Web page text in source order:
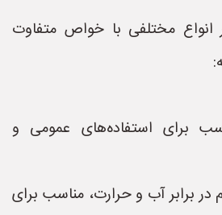
مختلفی با خواص متفاوت
برای استفاده‌های عمومی و
برابر آب و حرارت، مناسب برای